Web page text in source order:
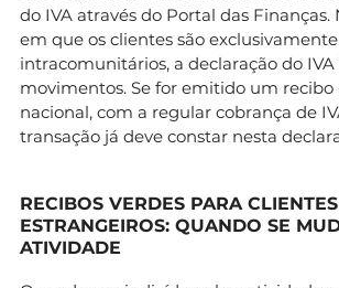
do IVA através do Portal das Finanças.
em que os clientes são exclusivamente
intracomunitários, a declaração do
movimentos. Se for emitido um
nacional, com a regular cobrança de
transação já deve constar nesta
RECIBOS VERDES PARA CLIENTES
ESTRANGEIROS: QUANDO SE
ATIVIDADE